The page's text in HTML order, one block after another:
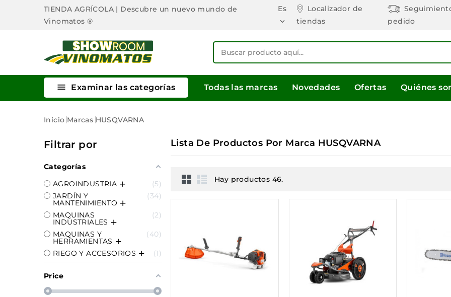
TIENDA AGRÍCOLA | Descubre un nuevo mundo de
Vinomatos ®
Es

Localizador de
tiendas
pedido
 Examinar las categorías Todas las marcas Novedades Ofertas Quiénes
Inicio Marcas HUSQVARNA
Filtrar por
Categorías
AGROINDUSTRIA
5
JARDÍN Y
MANTENIMIENTO
34
MAQUINAS
INDUSTRIALES
2
MAQUINAS Y
HERRAMIENTAS
40
RIEGO Y ACCESORIOS 1
Price
Lista De Productos Por Marca HUSQVARNA
Hay productos 46.